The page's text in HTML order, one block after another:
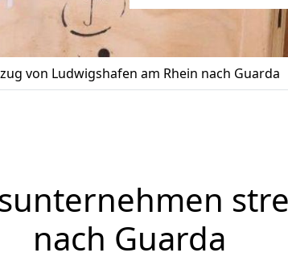
von Ludwigshafen am Rhein nach Guarda
nach Guarda